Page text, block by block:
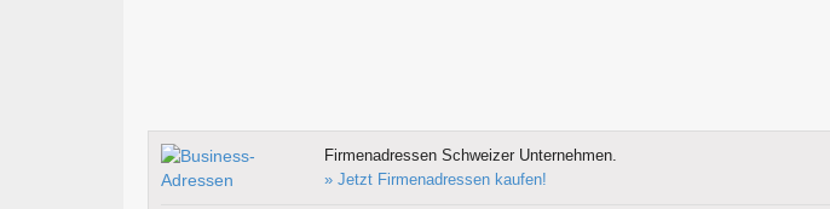
Firmenadressen Schweizer Unternehmen.
» Jetzt Firmenadressen kaufen!